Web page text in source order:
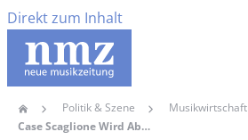
Direkt zum Inhalt
Pfadnavigation
Home Politik & Szene
Musikwirtschaft
Case Scaglione Wird Ab 2018/2019 Neuer Chefdirigent Des Württembergischen Kammerorchesters Heilbronn